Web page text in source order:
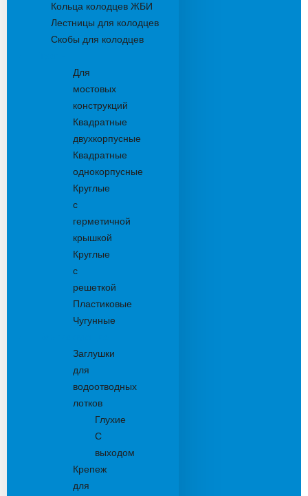
Кольца колодцев ЖБИ
Лестницы для колодцев
Скобы для колодцев
Для
мостовых
конструкций
Квадратные
двухкорпусные
Квадратные
однокорпусные
Круглые
с
герметичной
крышкой
Круглые
с
решеткой
Пластиковые
Чугунные
Заглушки
для
водоотводных
лотков
Глухие
С
выходом
Крепеж
для